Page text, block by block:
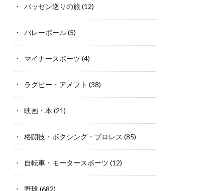
バッセン巡りの旅(12)
バレーボール(5)
マイナースポーツ (4)
ラグビー・アメフト (38)
映画・本 (21)
格闘技・ボクシング・プロレス (85)
自転車・モータースポーツ (12)
野球(682)